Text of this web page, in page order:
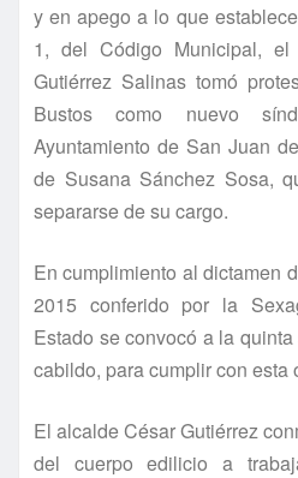
y en apego a lo que
1, del Código Municipal, el
Gutiérrez Salinas tomó
Bustos como nuevo
Ayuntamiento de San Juan
de Susana Sánchez Sosa,
separarse de su cargo.
En cumplimiento al dictamen
2015 conferido por la
Estado se convocó a la
cabildo, para cumplir con esta
El alcalde César Gutiérrez
del cuerpo edilicio a